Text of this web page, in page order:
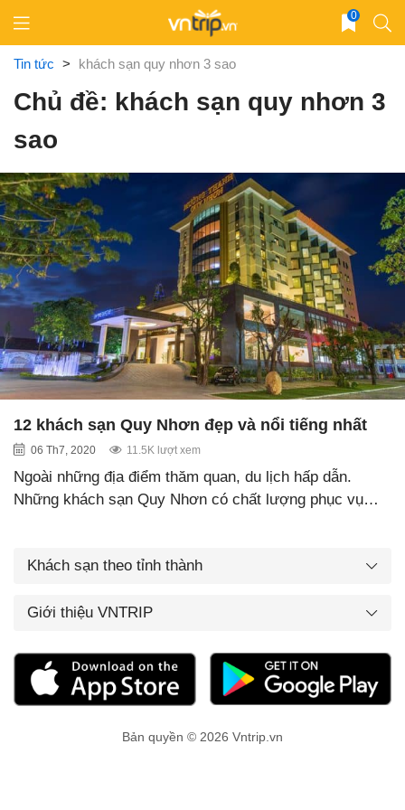
content
0
Tin tức > khách sạn quy nhơn 3 sao
Chủ đề: khách sạn quy nhơn 3
sao
12 khách sạn Quy Nhơn đẹp và nổi tiếng nhất
06 Th7, 2020 11.5K lượt xem
Ngoài những địa điểm thăm quan, du lịch hấp dẫn.
Những khách sạn Quy Nhơn có chất lượng phục vụ…
Khách sạn theo tỉnh thành
Giới thiệu VNTRIP
Bản quyền © 2026 Vntrip.vn